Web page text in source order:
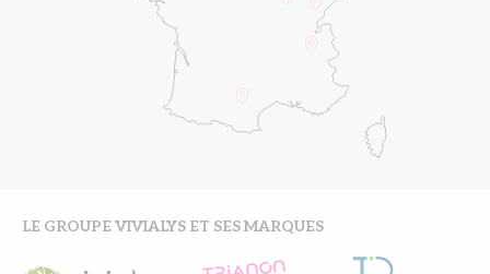
LE GROUPE VIVIALYS ET SES MARQUES